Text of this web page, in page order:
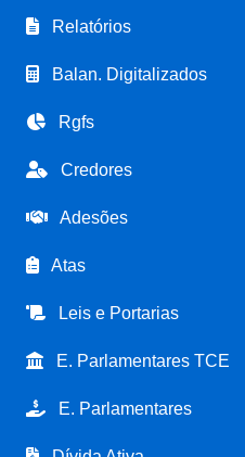
Relatórios
Balan. Digitalizados
Rgfs
Credores
Adesões
Atas
Leis e Portarias
E. Parlamentares TCE
E. Parlamentares